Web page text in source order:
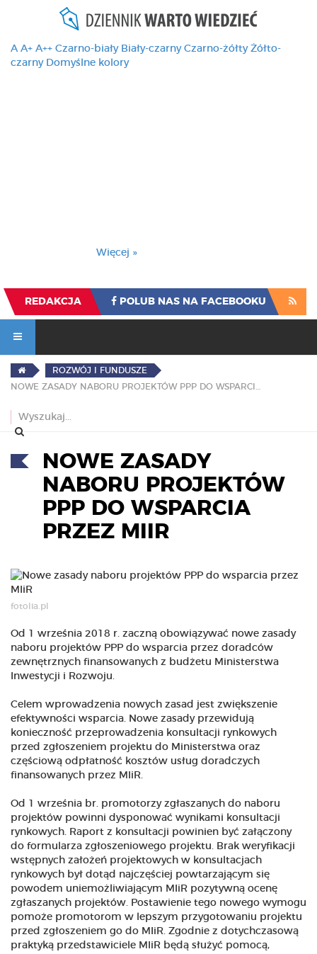
A A+ A++ Czarno-biały Biały-czarny Czarno-żółty Żółto-
czarny Domyślne kolory
Więcej »
REDAKCJA POLUB NAS NA FACEBOOKU
ROZWÓJ I FUNDUSZE
NOWE ZASADY
NABORU PROJEKTÓW
PPP DO WSPARCIA
PRZEZ MIIR
fotolia.pl
Od 1 września 2018 r. zaczną obowiązywać nowe zasady
naboru projektów PPP do wsparcia przez doradców
zewnętrznych finansowanych z budżetu Ministerstwa
Inwestycji i Rozwoju.
Celem wprowadzenia nowych zasad jest zwiększenie
efektywności wsparcia. Nowe zasady przewidują
konieczność przeprowadzenia konsultacji rynkowych
przed zgłoszeniem projektu do Ministerstwa oraz
częściową odpłatność kosztów usług doradczych
finansowanych przez MIiR.
Od 1 września br. promotorzy zgłaszanych do naboru
projektów powinni dysponować wynikami konsultacji
rynkowych. Raport z konsultacji powinien być załączony
do formularza zgłoszeniowego projektu. Brak weryfikacji
wstępnych założeń projektowych w konsultacjach
rynkowych był dotąd najczęściej powtarzającym się
powodem uniemożliwiającym MIiR pozytywną ocenę
zgłaszanych projektów. Postawienie tego nowego wymogu
pomoże promotorom w lepszym przygotowaniu projektu
przed zgłoszeniem go do MIiR. Zgodnie z dotychczasową
praktyką przedstawiciele MIiR będą służyć pomocą,